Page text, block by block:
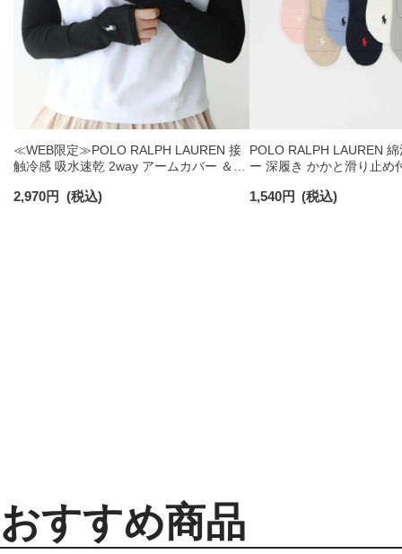
≪WEB限定≫POLO RALPH LAUREN 接
触冷感 吸水速乾 2way アームカバー ＆
2,970円 (税込)
POLO RALPH LAUREN
ー 深履き かかと滑り止め
1,540円 (税込)
おすすめ商品